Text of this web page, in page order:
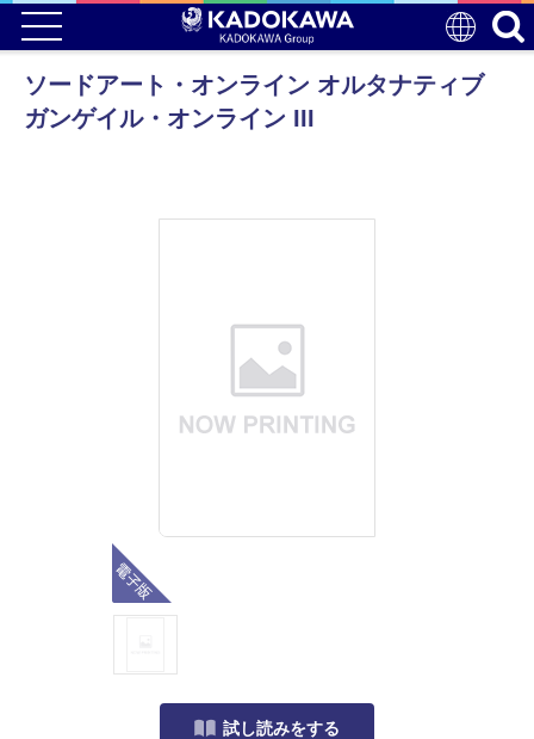
ソードアート・オンライン オルタナティブ
ガンゲイル・オンライン III
試し読みをする